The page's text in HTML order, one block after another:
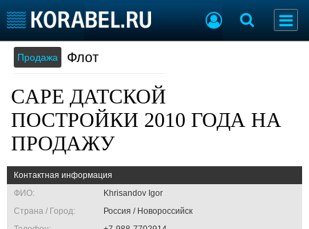
Судостроение
Новости
Компании
Репутация
Работа
Журнал
Реклама
Продажа флота
Оборудование
Изделия
Продажа Флот
CAPE ДАТСКОЙ
ПОСТРОЙКИ 2010 ГОДА НА
ПРОДАЖУ
Контактная информация
ФИО:
Khrisandov Igor
Страна / Город:
Россия / Новороссийск